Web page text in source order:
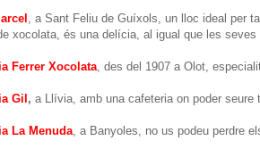
, a Sant Feliu de Guíxols, un lloc ideal per
xocolata, és una delícia, al igual que les seves
Ferrer Xocolata, des del 1907 a Olot,
Gil , a Llívia, amb una cafeteria on poder
La Menuda, a Banyoles, no us podeu perdre